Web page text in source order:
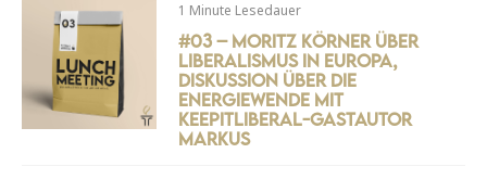
1 Minute Lesedauer
#03 – Moritz Körner über
Liberalismus in Europa,
Diskussion über die
Energiewende mit
keepitliberal-Gastautor
Markus